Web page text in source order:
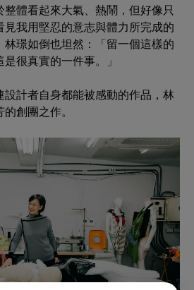
體看起來大氣、熱鬧，但好像只
見我用堅忍的意志與體力所完成的
林璟如倒也坦然：「留一個這樣的
很真實的一件事。」
設計者自身都能被感動的作品，林
創團之作。